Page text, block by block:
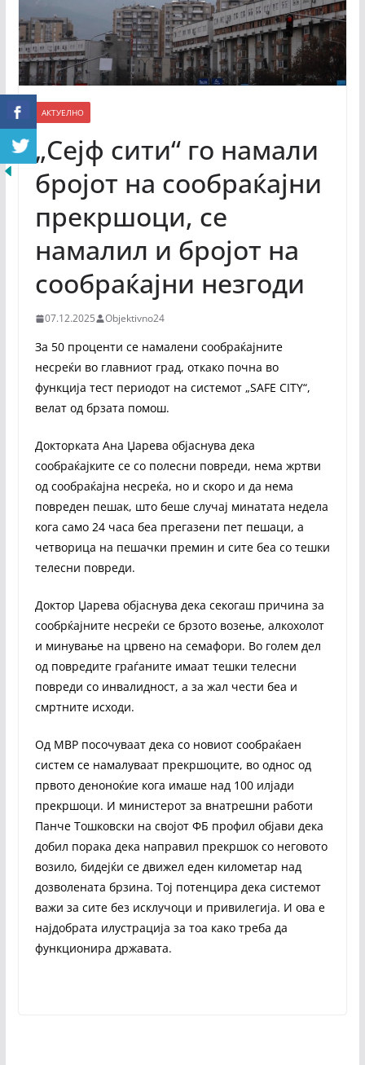
АКТУЕЛНО
„Сејф сити“ го намали
бројот на сообраќајни
прекршоци, се
намалил и бројот на
сообраќајни незгоди
07.12.2025 Objektivno24
За 50 проценти се намалени сообраќајните
несреќи во главниот град, откако почна во
функција тест периодот на системот „SAFE CITY“,
велат од брзата помош.
Докторката Ана Џарева објаснува дека
сообраќајките се со полесни повреди, нема жртви
од сообраќајна несреќа, но и скоро и да нема
повреден пешак, што беше случај минатата недела
кога само 24 часа беа прегазени пет пешаци, а
четворица на пешачки премин и сите беа со тешки
телесни повреди.
Доктор Џарева објаснува дека секогаш причина за
сообрќајните несреќи се брзото возење, алкохолот
и минување на црвено на семафори. Во голем дел
од повредите граѓаните имаат тешки телесни
повреди со инвалидност, а за жал чести беа и
смртните исходи.
Од МВР посочуваат дека со новиот сообраќаен
систем се намалуваат прекршоците, во однос од
првото деноноќие кога имаше над 100 илјади
прекршоци. И министерот за внатрешни работи
Панче Тошковски на својот ФБ профил објави дека
добил порака дека направил прекршок со неговото
возило, бидејќи се движел еден километар над
дозволената брзина. Тој потенцира дека системот
важи за сите без исклучоци и привилегија. И ова е
најдобрата илустрација за тоа како треба да
функционира државата.